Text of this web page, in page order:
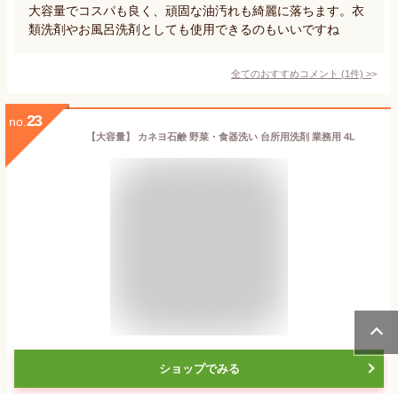
大容量でコスパも良く、頑固な油汚れも綺麗に落ちます。衣
類洗剤やお風呂洗剤としても使用できるのもいいですね
全てのおすすめコメント (1件) >
no. 23
【大容量】 カネヨ石鹸 野菜・食器洗い 台所用洗剤 業務用 4L
ショップでみる